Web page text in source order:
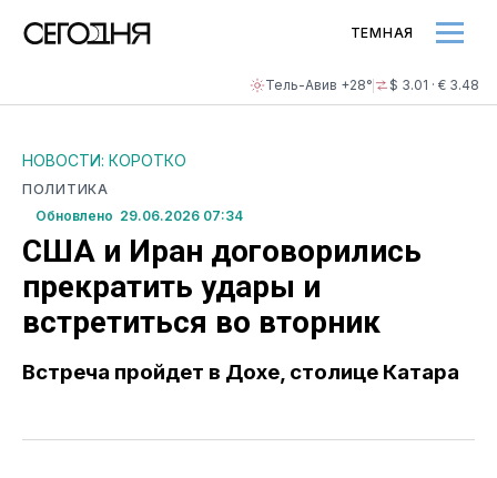
Тель-Авив +28° $ 3.01 · € 3.48
ТЕМНАЯ
НОВОСТИ: КОРОТКО
ПОЛИТИКА
Обновлено 29.06.2026 07:34
США и Иран договорились
прекратить удары и
встретиться во вторник
Встреча пройдет в Дохе, столице Катара